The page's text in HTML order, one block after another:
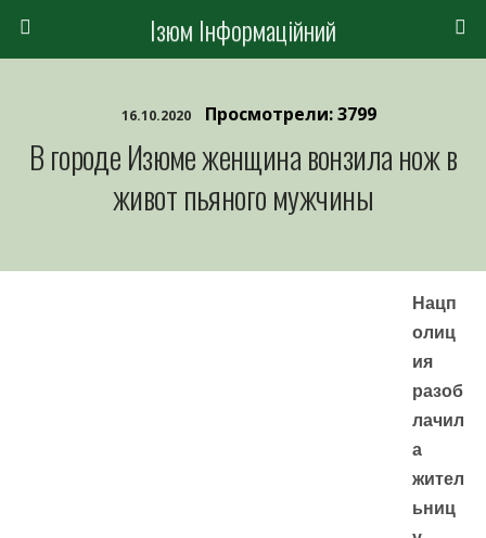
Ізюм Інформаційний
16.10.2020 Просмотрели: 3799
В городе Изюме женщина вонзила нож в
живот пьяного мужчины
Нацп
олиц
ия
разоб
лачил
а
жител
ьниц